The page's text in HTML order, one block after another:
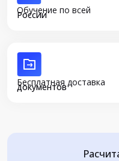
Обучение по всей
России
Бесплатная доставка
документов